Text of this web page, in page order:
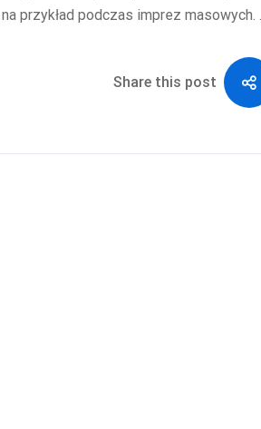
przykład podczas imprez masowych. …
Share this post